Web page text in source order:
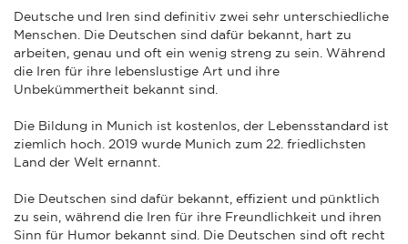
Deutsche und Iren sind definitiv zwei sehr unterschiedliche
Menschen. Die Deutschen sind dafür bekannt, hart zu
arbeiten, genau und oft ein wenig streng zu sein. Während
die Iren für ihre lebenslustige Art und ihre
Unbekümmertheit bekannt sind.
Die Bildung in Munich ist kostenlos, der Lebensstandard ist
ziemlich hoch. 2019 wurde Munich zum 22. friedlichsten
Land der Welt ernannt.
Die Deutschen sind dafür bekannt, effizient und pünktlich
zu sein, während die Iren für ihre Freundlichkeit und ihren
Sinn für Humor bekannt sind. Die Deutschen sind oft recht